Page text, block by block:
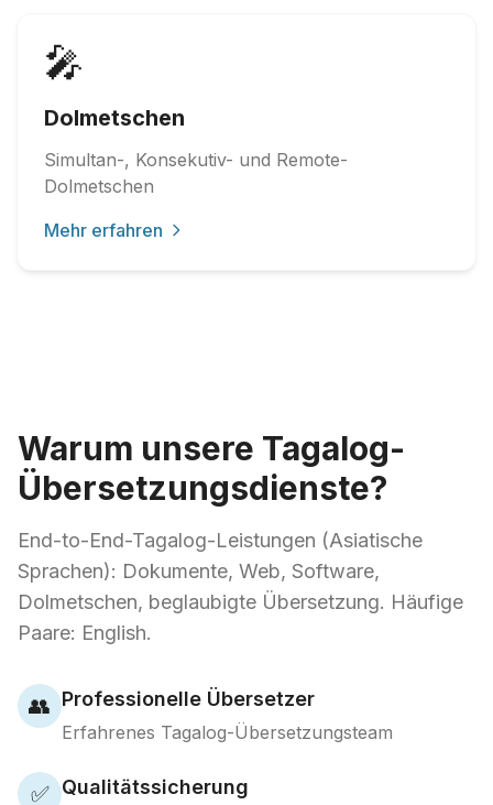
🎤
Dolmetschen
Simultan-, Konsekutiv- und Remote-
Dolmetschen
Mehr erfahren
Warum unsere Tagalog-
Übersetzungsdienste?
End-to-End-Tagalog-Leistungen (Asiatische
Sprachen): Dokumente, Web, Software,
Dolmetschen, beglaubigte Übersetzung. Häufige
Paare: English.
👥 Professionelle Übersetzer
Erfahrenes Tagalog-Übersetzungsteam
✅ Qualitätssicherung